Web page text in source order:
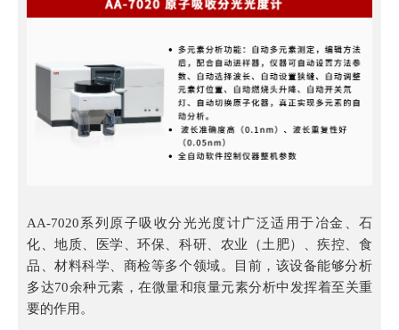
AA-7020系列原子吸收分光光度计广泛适用于冶金、石
化、地质、医学、环保、科研、农业（土肥）、疾控、食
品、材料科学、商检等多个领域。目前，该设备能够分析
多达70余种元素，在微量和痕量元素分析中发挥着至关重
要的作用。